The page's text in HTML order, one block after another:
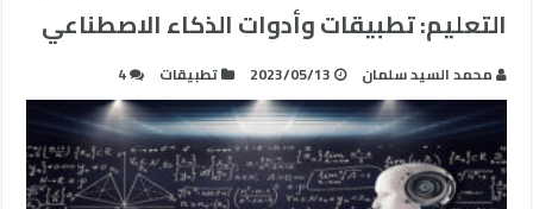
التعليم: تطبيقات وأدوات الذكاء الاصطناعي
محمد السيد سلمان 2023/05/13 تطبيقات 4